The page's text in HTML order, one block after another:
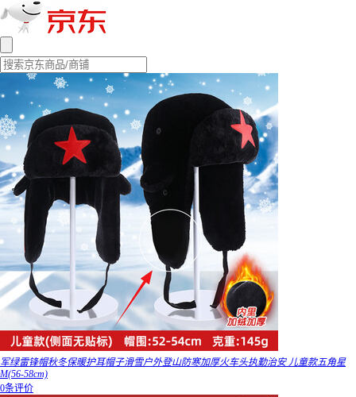
军绿雷锋帽秋冬保暖护耳帽子滑雪户外登山防寒加厚火车头执勤治安 儿童款五角星
M(56-58cm)
0条评价